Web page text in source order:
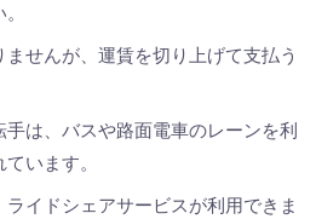
せんが、運賃を切り上げて支払う
は、バスや路面電車のレーンを利
います。
イドシェアサービスが利用できま